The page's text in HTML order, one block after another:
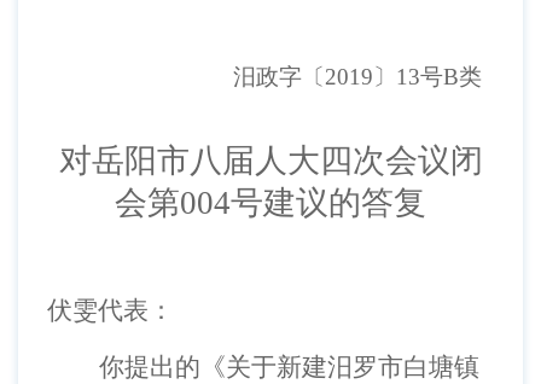
汨政字〔2019 〕 13号B类
对岳阳市八届人大四次会议闭
会第004号建议的答复
伏雯代表：
你提出的《关于新建汨罗市白塘镇